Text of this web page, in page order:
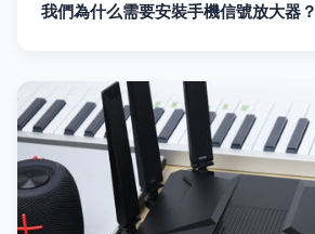
我們為什么需要安裝手機信號放大器？